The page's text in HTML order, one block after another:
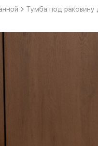
Тумба под